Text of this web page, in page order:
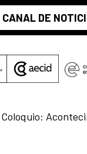
DE
Coloquio: